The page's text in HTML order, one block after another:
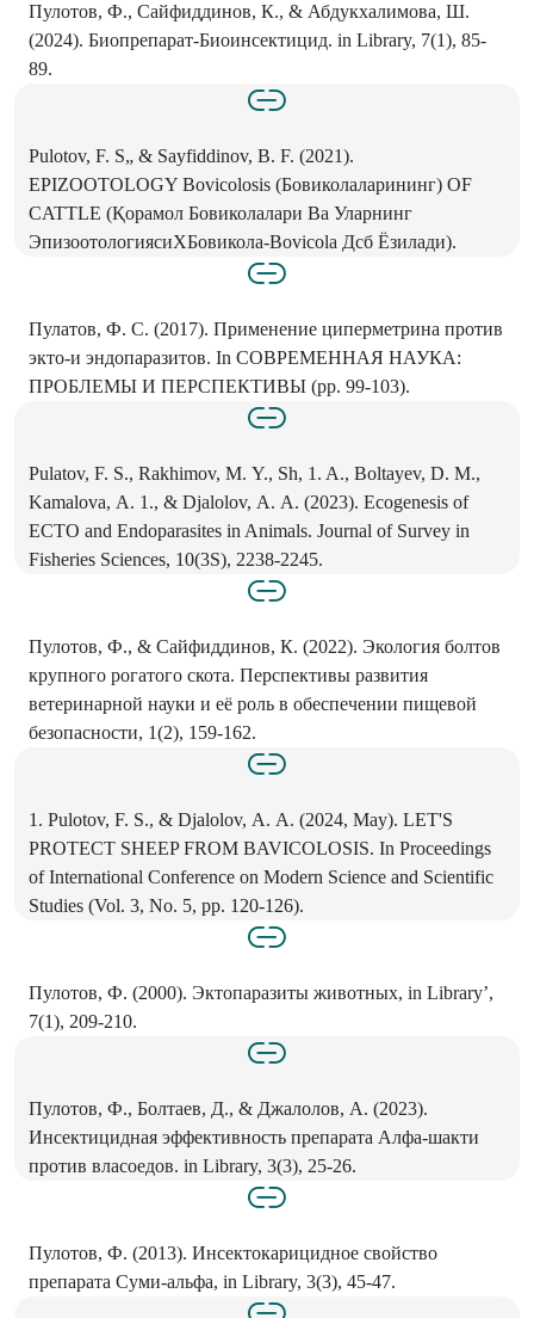
Пулотов, Ф., Сайфиддинов, К., & Абдукхалимова, Ш.
(2024). Биопрепарат-Биоинсектицид. in Library, 7(1), 85-
89.
Pulotov, F. S„ & Sayfiddinov, В. F. (2021).
EPIZOOTOLOGY Bovicolosis (Бовиколаларининг) OF
CATTLE (Қорамол Бовиколалари Ba Уларнинг
ЭпизоотологиясиХБовикола-Bovicola Дсб Ёзилади).
Пулатов, Ф. С. (2017). Применение циперметрина против
экто-и эндопаразитов. In СОВРЕМЕННАЯ НАУКА:
ПРОБЛЕМЫ И ПЕРСПЕКТИВЫ (рр. 99-103).
Pulatov, F. S., Rakhimov, М. Y., Sh, 1. A., Boltayev, D. М.,
Kamalova, А. 1., & Djalolov, А. А. (2023). Ecogenesis of
ECTO and Endoparasites in Animals. Journal of Survey in
Fisheries Sciences, 10(3S), 2238-2245.
Пулотов, Ф., & Сайфиддинов, К. (2022). Экология болтов
крупного рогатого скота. Перспективы развития
ветеринарной науки и её роль в обеспечении пищевой
безопасности, 1(2), 159-162.
1. Pulotov, F. S., & Djalolov, А. А. (2024, May). LET'S
PROTECT SHEEP FROM BAVICOLOSIS. In Proceedings
of International Conference on Modern Science and Scientific
Studies (Vol. 3, No. 5, pp. 120-126).
Пулотов, Ф. (2000). Эктопаразиты животных, in Library’,
7(1), 209-210.
Пулотов, Ф., Болтаев, Д., & Джалолов, А. (2023).
Инсектицидная эффективность препарата Алфа-шакти
против власоедов. in Library, 3(3), 25-26.
Пулотов, Ф. (2013). Инсектокарицидное свойство
препарата Суми-альфа, in Library, 3(3), 45-47.